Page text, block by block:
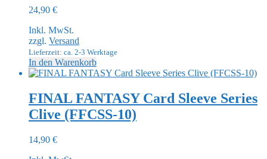
24,90 €
Inkl. MwSt.
zzgl. Versand
Lieferzeit: ca. 2-3 Werktage
In den Warenkorb
FINAL FANTASY Card Sleeve Series
Clive (FFCSS-10)
14,90 €